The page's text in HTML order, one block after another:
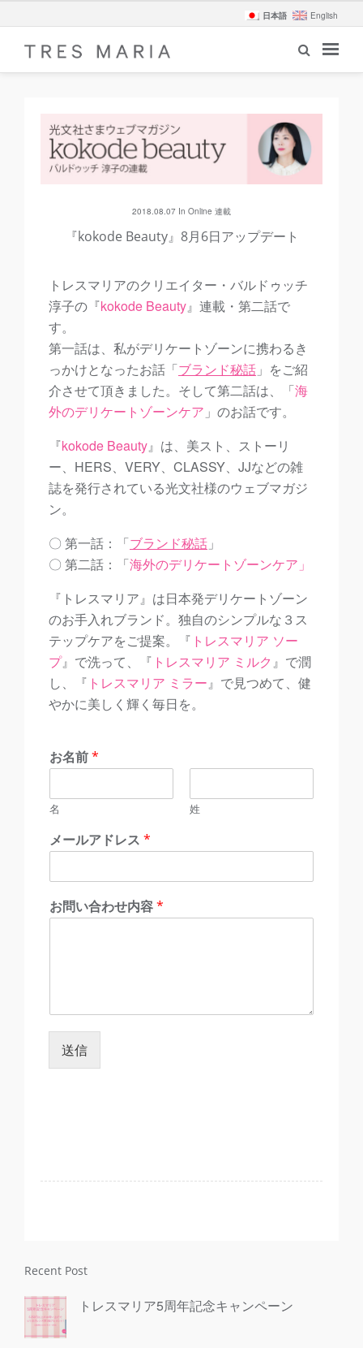
日本語 English
2018.08.07 In Online 連載
『kokode Beauty』8月6日アップデート
トレスマリアのクリエイター・バルドゥッチ
淳子の 『kokode Beauty』 連載・第二話で
す。
第一話は、私がデリケートゾーンに携わるき
っかけとなったお話「ブランド秘話 」をご紹
介させて頂きました。そして第二話は、「海
外のデリケートゾーンケア 」のお話です。
『kokode Beauty』は、 美スト、ストーリ
ー、HERS、VERY、CLASSY、JJなどの雑
誌を発行されている光文社様のウェブマガジ
ン。
〇 第一話：「ブランド秘話 」
〇 第二話：「海外のデリケートゾーンケア」
『トレスマリア』は日本発デリケートゾーン
のお手入れブランド。独自のシンプルな３ス
テップケアをご提案。『 トレスマリア ソー
プ』で洗って、『 トレスマリア ミルク 』で潤
し、『 トレスマリア ミラー』で見つめて、健
やかに美しく輝く毎日を。
お名前*
名 姓
メールアドレス *
お問い合わせ内容*
送信
Recent Post
トレスマリア5周年記念キャンペーン